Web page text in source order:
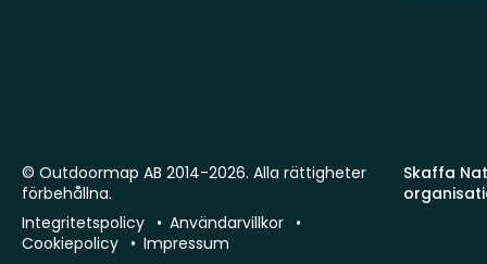
Skaffa
© Outdoormap AB 2014-2026. Alla rättigheter
förbehållna.
Integritetspolicy
Användarvillkor
Cookiepolicy
Impressum